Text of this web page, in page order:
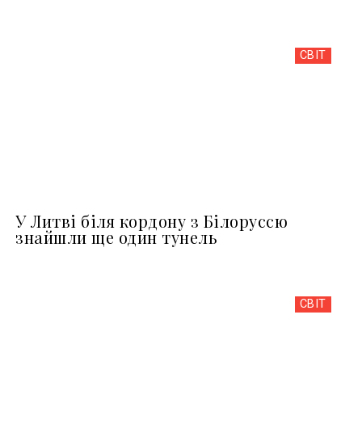
СВІТ
У Литві біля кордону з Білоруссю
знайшли ще один тунель
СВІТ